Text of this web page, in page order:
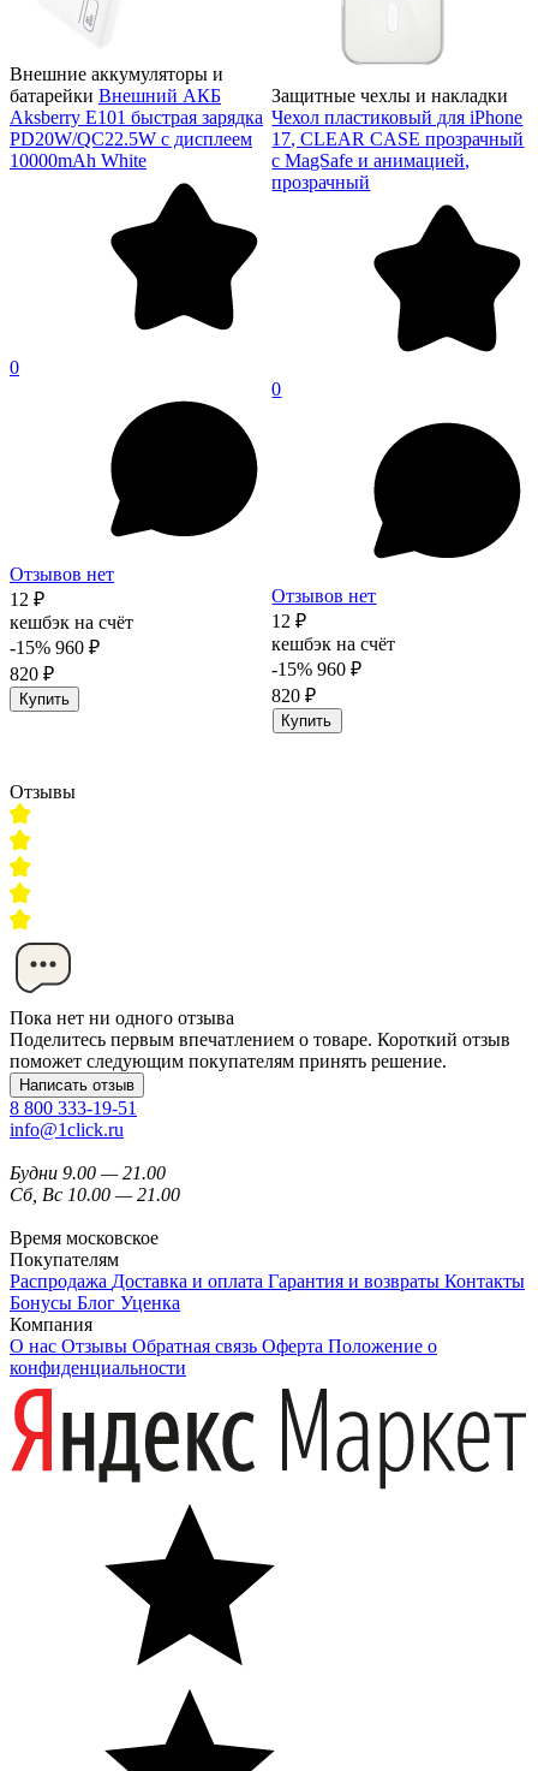
Внешние аккумуляторы и
батарейки Внешний АКБ
Aksberry E101 быстрая зарядка
PD20W/QC22.5W с дисплеем
10000mAh White
0
Отзывов нет
12 ₽
кешбэк на счёт
-15% 960 ₽
820 ₽
Купить
Защитные чехлы и накладки
Чехол пластиковый для iPhone
17, CLEAR CASE прозрачный
с MagSafe и анимацией,
прозрачный
0
Отзывов нет
12 ₽
кешбэк на счёт
-15% 960 ₽
820 ₽
Купить
Отзывы
Пока нет ни одного отзыва
Поделитесь первым впечатлением о товаре. Короткий отзыв
поможет следующим покупателям принять решение.
Написать отзыв
8 800 333-19-51
info@1click.ru
Будни 9.00 — 21.00
Сб, Вс 10.00 — 21.00
Время московское
Покупателям
Распродажа Доставка и оплата Гарантия и возвраты Контакты
Бонусы Блог Уценка
Компания
О нас Отзывы Обратная связь Оферта Положение о
конфиденциальности